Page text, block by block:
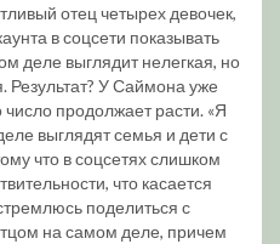
отец четырех девочек,
в соцсети показывать
деле выглядит нелегкая, но
Результат? У Саймона уже
число продолжает расти. «Я
выглядят семья и дети с
что в соцсетях слишком
что касается
поделиться с
на самом деле, причем